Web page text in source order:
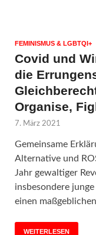
FEMINISMUS & LGBTQI+
Covid und
die
Organise,
7. März 2021
Gemeinsame
Alternative und
Jahr gewaltiger
insbesondere
einen
WEITERLESEN